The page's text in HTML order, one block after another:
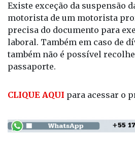
Existe exceção da suspensão
motorista de um motorista
precisa do documento para
laboral. Também em caso de
também não é possível
passaporte.
CLIQUE AQUI para acessar o